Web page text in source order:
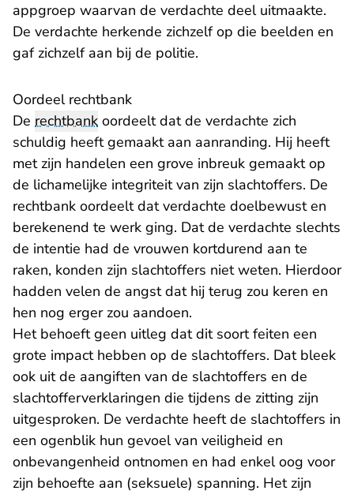
appgroep waarvan de verdachte deel uitmaakte.
De verdachte herkende zichzelf op die beelden en
gaf zichzelf aan bij de politie.
Oordeel rechtbank
De rechtbank oordeelt dat de verdachte zich
schuldig heeft gemaakt aan aanranding. Hij heeft
met zijn handelen een grove inbreuk gemaakt op
de lichamelijke integriteit van zijn slachtoffers. De
rechtbank oordeelt dat verdachte doelbewust en
berekenend te werk ging. Dat de verdachte slechts
de intentie had de vrouwen kortdurend aan te
raken, konden zijn slachtoffers niet weten. Hierdoor
hadden velen de angst dat hij terug zou keren en
hen nog erger zou aandoen.
Het behoeft geen uitleg dat dit soort feiten een
grote impact hebben op de slachtoffers. Dat bleek
ook uit de aangiften van de slachtoffers en de
slachtofferverklaringen die tijdens de zitting zijn
uitgesproken. De verdachte heeft de slachtoffers in
een ogenblik hun gevoel van veiligheid en
onbevangenheid ontnomen en had enkel oog voor
zijn behoefte aan (seksuele) spanning. Het zijn